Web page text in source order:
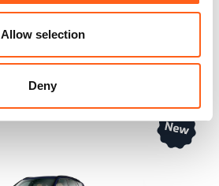
Allow selection
Deny